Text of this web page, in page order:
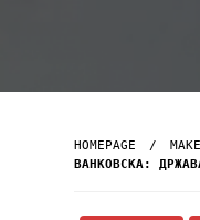
HOMEPAGE
ВАНКОВСКА: